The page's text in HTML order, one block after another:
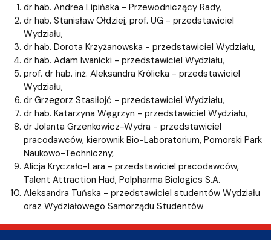
dr hab. Andrea Lipińska - Przewodniczący Rady,
dr hab. Stanisław Ołdziej, prof. UG - przedstawiciel
Wydziału,
dr hab. Dorota Krzyżanowska - przedstawiciel Wydziału,
dr hab. Adam Iwanicki - przedstawiciel Wydziału,
prof. dr hab. inż. Aleksandra Królicka - przedstawiciel
Wydziału,
dr Grzegorz Stasiłojć - przedstawiciel Wydziału,
dr hab. Katarzyna Węgrzyn - przedstawiciel Wydziału,
dr Jolanta Grzenkowicz-Wydra - przedstawiciel
pracodawców, kierownik Bio-Laboratorium, Pomorski Park
Naukowo-Techniczny,
Alicja Kryczało-Lara - przedstawiciel pracodawców,
Talent Attraction Had, Polpharma Biologics S.A.
Aleksandra Tuńska - przedstawiciel studentów Wydziału
oraz Wydziałowego Samorządu Studentów